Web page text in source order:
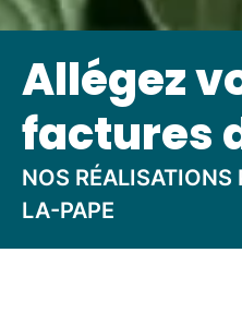
NOS RÉALISATIONS
LA-PAPE
Allégez
factures